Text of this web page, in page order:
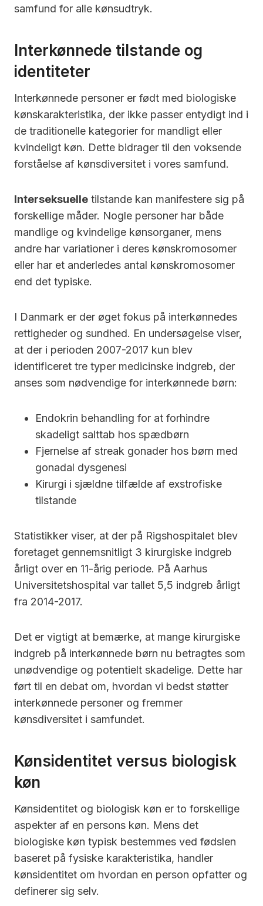
samfund for alle kønsudtryk.
Interkønnede tilstande og
identiteter
Interkønnede personer er født med biologiske
kønskarakteristika, der ikke passer entydigt ind i
de traditionelle kategorier for mandligt eller
kvindeligt køn. Dette bidrager til den voksende
forståelse af kønsdiversitet i vores samfund.
Interseksuelle tilstande kan manifestere sig på
forskellige måder. Nogle personer har både
mandlige og kvindelige kønsorganer, mens
andre har variationer i deres kønskromosomer
eller har et anderledes antal kønskromosomer
end det typiske.
I Danmark er der øget fokus på interkønnedes
rettigheder og sundhed. En undersøgelse viser,
at der i perioden 2007-2017 kun blev
identificeret tre typer medicinske indgreb, der
anses som nødvendige for interkønnede børn:
Endokrin behandling for at forhindre
skadeligt salttab hos spædbørn
Fjernelse af streak gonader hos børn med
gonadal dysgenesi
Kirurgi i sjældne tilfælde af exstrofiske
tilstande
Statistikker viser, at der på Rigshospitalet blev
foretaget gennemsnitligt 3 kirurgiske indgreb
årligt over en 11-årig periode. På Aarhus
Universitetshospital var tallet 5,5 indgreb årligt
fra 2014-2017.
Det er vigtigt at bemærke, at mange kirurgiske
indgreb på interkønnede børn nu betragtes som
unødvendige og potentielt skadelige. Dette har
ført til en debat om, hvordan vi bedst støtter
interkønnede personer og fremmer
kønsdiversitet i samfundet.
Kønsidentitet versus biologisk
køn
Kønsidentitet og biologisk køn er to forskellige
aspekter af en persons køn. Mens det
biologiske køn typisk bestemmes ved fødslen
baseret på fysiske karakteristika, handler
kønsidentitet om hvordan en person opfatter og
definerer sig selv.